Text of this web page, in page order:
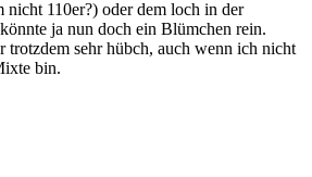
nicht 110er?) oder dem loch in der
ja nun doch ein Blümchen rein.
trotzdem sehr hübch, auch wenn ich nicht
bin.